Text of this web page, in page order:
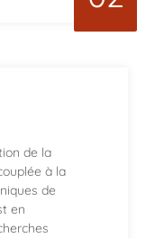
de la
à la
de
en